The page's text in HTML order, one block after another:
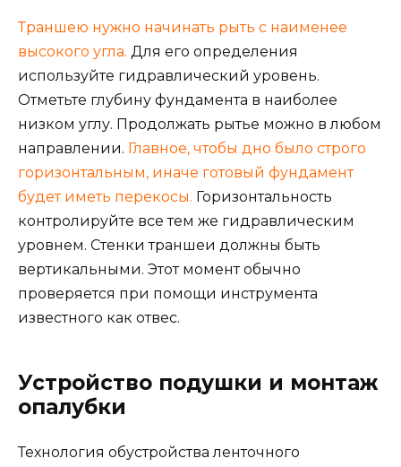
Траншею нужно начинать рыть с наименее
высокого угла. Для его определения
используйте гидравлический уровень.
Отметьте глубину фундамента в наиболее
низком углу. Продолжать рытье можно в любом
направлении. Главное, чтобы дно было строго
горизонтальным, иначе готовый фундамент
будет иметь перекосы. Горизонтальность
контролируйте все тем же гидравлическим
уровнем. Стенки траншеи должны быть
вертикальными. Этот момент обычно
проверяется при помощи инструмента
известного как отвес.
Устройство подушки и монтаж
опалубки
Технология обустройства ленточного